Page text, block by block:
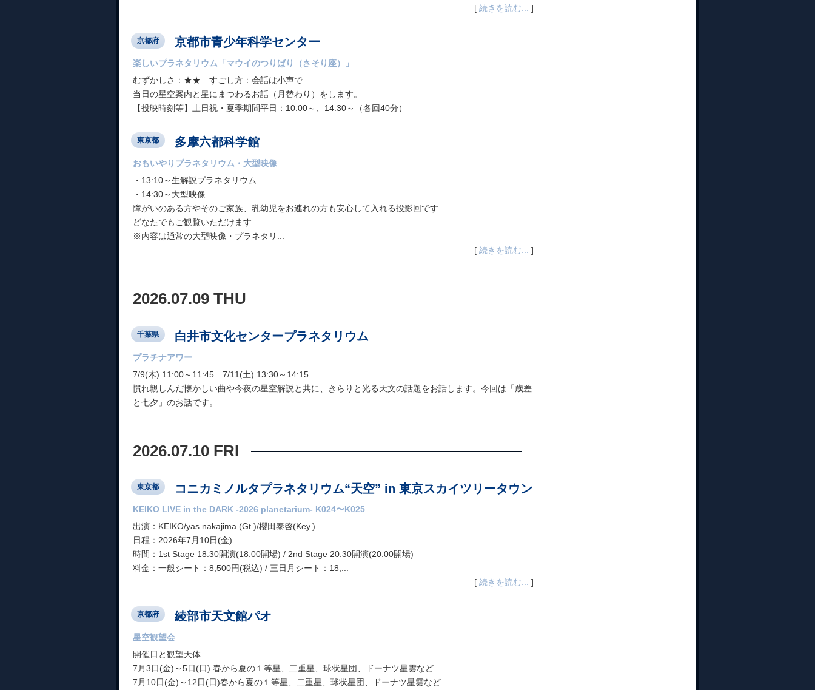
[ 続きを読む... ]
京都府 京都市青少年科学センター
楽しいプラネタリウム「マウイのつりばり（さそり座）」
むずかしさ：★★ すごし方：会話は小声で
当日の星空案内と星にまつわるお話（月替わり）をします。
【投映時刻等】土日祝・夏季期間平日：10:00～、14:30～（各回40分）
東京都 多摩六都科学館
おもいやりプラネタリウム・大型映像
・13:10～生解説プラネタリウム
・14:30～大型映像
障がいのある方やそのご家族、乳幼児をお連れの方も安心して入れる投影回です
どなたでもご観覧いただけます
※内容は通常の大型映像・プラネタリ...
[ 続きを読む... ]
2026.07.09 THU
千葉県 白井市文化センタープラネタリウム
プラチナアワー
7/9(木) 11:00～11:45 7/11(土) 13:30～14:15
慣れ親しんだ懐かしい曲や今夜の星空解説と共に、きらりと光る天文の話題をお話します。今回は「歳差
と七夕」のお話です。
2026.07.10 FRI
東京都 コニカミノルタプラネタリウム“天空” in 東京スカイツリータウン
KEIKO LIVE in the DARK -2026 planetarium- K024〜K025
出演：KEIKO/yas nakajima (Gt.)/櫻田泰啓(Key.)
日程：2026年7月10日(金)
時間：1st Stage 18:30開演(18:00開場) / 2nd Stage 20:30開演(20:00開場)
料金：一般シート：8,500円(税込) / 三日月シート：18,...
[ 続きを読む... ]
京都府 綾部市天文館パオ
星空観望会
開催日と観望天体
7月3日(金)～5日(日) 春から夏の１等星、二重星、球状星団、ドーナツ星雲など
7月10日(金)～12日(日)春から夏の１等星、二重星、球状星団、ドーナツ星雲など